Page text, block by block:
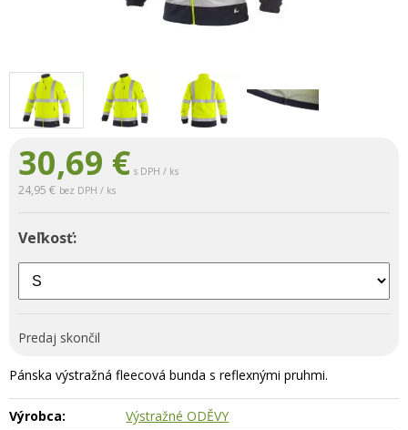
30,69 € s DPH / ks
24,95 € bez DPH / ks
Veľkosť:
Predaj skončil
Pánska výstražná fleecová bunda s reflexnými pruhmi.
Výrobca:
Výstražné ODĚVY